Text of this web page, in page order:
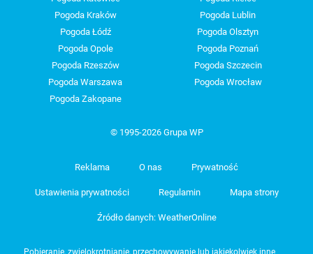
Pogoda Kraków
Pogoda Lublin
Pogoda Łódź
Pogoda Olsztyn
Pogoda Opole
Pogoda Poznań
Pogoda Rzeszów
Pogoda Szczecin
Pogoda Warszawa
Pogoda Wrocław
Pogoda Zakopane
© 1995-2026 Grupa WP
Reklama O nas Prywatność
Ustawienia prywatności Regulamin Mapa strony
Źródło danych: WeatherOnline
Pobieranie, zwielokrotnianie, przechowywanie lub jakiekolwiek inne